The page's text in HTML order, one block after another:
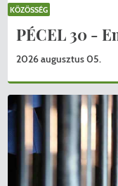
PÉCEL 30 -
2026 augusztus 05.
KÖZÖSSÉG